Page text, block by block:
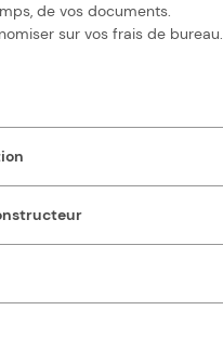
de vos documents.
sur vos frais de bureau.